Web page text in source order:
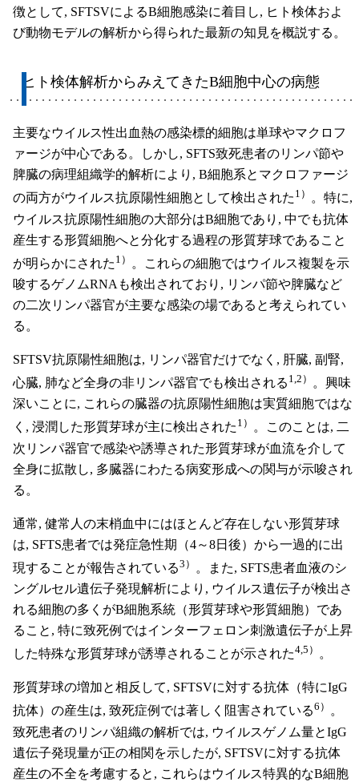
徴として, SFTSVによるB細胞感染に着目し, ヒト検体およ
び動物モデルの解析から得られた最新の知見を概説する。
ヒト検体解析からみえてきたB細胞中心の病態
主要なウイルス性出血熱の感染標的細胞は単球やマクロフ
ァージが中心である。しかし, SFTS致死患者のリンパ節や
脾臓の病理組織学的解析により, B細胞系とマクロファージ
の両方がウイルス抗原陽性細胞として検出された 1） 。特に,
ウイルス抗原陽性細胞の大部分はB細胞であり, 中でも抗体
産生する形質細胞へと分化する過程の形質芽球であること
が明らかにされた 1）
。これらの細胞ではウイルス複製を示
唆するゲノムRNAも検出されており, リンパ節や脾臓など
の二次リンパ器官が主要な感染の場であると考えられてい
る。
SFTSV抗原陽性細胞は, リンパ器官だけでなく, 肝臓, 副腎,
心臓, 肺など全身の非リンパ器官でも検出される 1,2）
。興味
深いことに, これらの臓器の抗原陽性細胞は実質細胞ではな
く, 浸潤した形質芽球が主に検出された 1） 。このことは, 二
次リンパ器官で感染や誘導された形質芽球が血流を介して
全身に拡散し, 多臓器にわたる病変形成への関与が示唆され
る。
通常, 健常人の末梢血中にはほとんど存在しない形質芽球
は, SFTS患者では発症急性期（4～8日後）から一過的に出
現することが報告されている3）
。また, SFTS患者血液のシ
ングルセル遺伝子発現解析により, ウイルス遺伝子が検出さ
れる細胞の多くがB細胞系統（形質芽球や形質細胞）であ
ること, 特に致死例ではインターフェロン刺激遺伝子が上昇
した特殊な形質芽球が誘導されることが示された4,5） 。
形質芽球の増加と相反して, SFTSVに対する抗体（特にIgG
抗体）の産生は, 致死症例では著しく阻害されている6） 。
致死患者のリンパ組織の解析では, ウイルスゲノム量とIgG
遺伝子発現量が正の相関を示したが, SFTSVに対する抗体
産生の不全を考慮すると, これらはウイルス特異的なB細胞